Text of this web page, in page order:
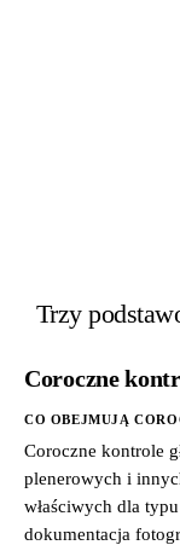
Trzy
Coroczne
CO OBEJMUJĄ
Coroczne kontrole
plenerowych i
właściwych dla
dokumentacja